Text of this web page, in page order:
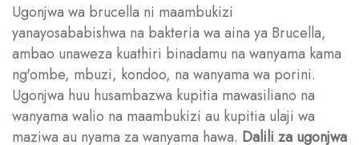
Ugonjwa wa brucella ni maambukizi
yanayosababishwa na bakteria wa aina ya Brucella,
ambao unaweza kuathiri binadamu na wanyama kama
ng'ombe, mbuzi, kondoo, na wanyama wa porini.
Ugonjwa huu husambazwa kupitia mawasiliano na
wanyama walio na maambukizi au kupitia ulaji wa
maziwa au nyama za wanyama hawa. Dalili za ugonjwa